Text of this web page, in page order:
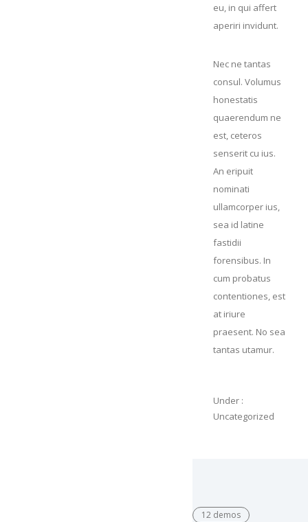
eu, in qui affert
aperiri invidunt.
Nec ne tantas
consul. Volumus
honestatis
quaerendum ne
est, ceteros
senserit cu ius.
An eripuit
nominati
ullamcorper ius,
sea id latine
fastidii
forensibus. In
cum probatus
contentiones, est
at iriure
praesent. No sea
tantas utamur.
Under :
Uncategorized
12 demos